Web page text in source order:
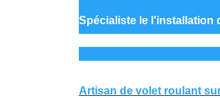
Spécialiste le l'installation
Artisan de volet roulant